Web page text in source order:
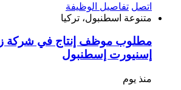
اتصل تفاصيل الوظيفة
متنوعة اسطنبول، تركيا
مطلوب موظف إنتاج في شركة
إسنيورت إسطنبول
منذ يوم